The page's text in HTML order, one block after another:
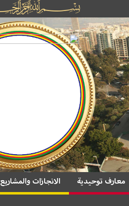
معارف توحيدية الانجازات والمشاريع